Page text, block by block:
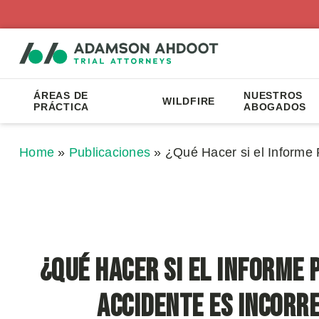
ÁREAS DE
PRÁCTICA
WILDFIRE
NUESTROS
ABOGADOS
Home » Publicaciones » ¿Qué Hacer si el Informe
¿Qué Hacer si el
Accidente es